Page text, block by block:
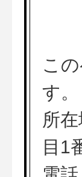
こ
す。
所
目1